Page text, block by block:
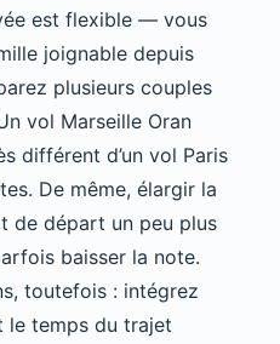
est flexible — vous
joignable depuis
plusieurs couples
vol Marseille Oran
différent d’un vol Paris
De même, élargir la
de départ un peu plus
baisser la note.
toutefois : intégrez
le temps du trajet